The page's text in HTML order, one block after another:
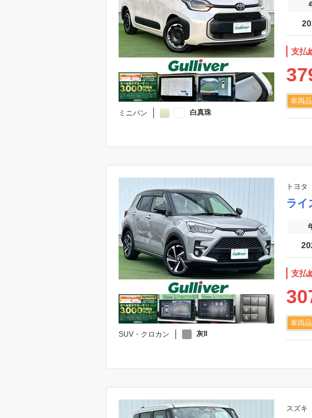
ミニバン 白真珠
支払
車両
SUV・クロカン 灰II
トヨタ
ライ
支払
車両
スズキ